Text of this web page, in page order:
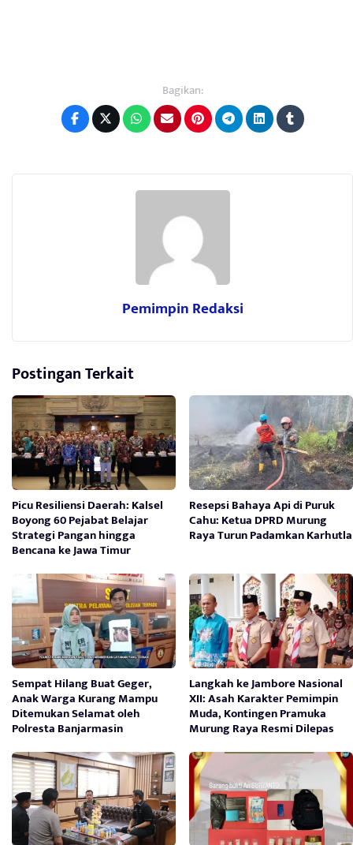
Bagikan:
Pemimpin Redaksi
Postingan Terkait
Picu Resiliensi Daerah: Kalsel
Boyong 60 Pejabat Belajar
Strategi Pangan hingga
Bencana ke Jawa Timur
Resepsi Bahaya Api di Puruk
Cahu: Ketua DPRD Murung
Raya Turun Padamkan Karhutla
Sempat Hilang Buat Geger,
Anak Warga Kurang Mampu
Ditemukan Selamat oleh
Polresta Banjarmasin
Langkah ke Jambore Nasional
XII: Asah Karakter Pemimpin
Muda, Kontingen Pramuka
Murung Raya Resmi Dilepas